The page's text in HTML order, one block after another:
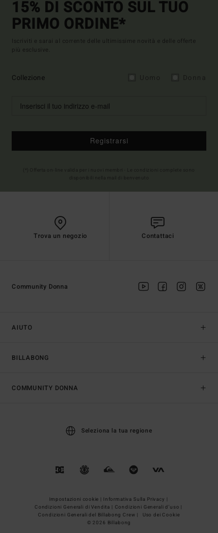
15% DI SCONTO SUL TUO
PRIMO ORDINE*
Iscriviti e sarai al corrente delle ultimissime novità e delle offerte
più esclusive.
Collezione
Registrarsi
Trova un negozio Contattaci
AIUTO
BILLABONG
Community Donna
COMMUNITY DONNA
Seleziona la tua regione
Impostazioni cookie | Informativa Sulla Privacy |
Condizioni Generali di Vendita | Condizioni Generali d’uso |
Condizioni Generali del Billabong Crew |
Uso dei Cookie
© 2026 Billabong